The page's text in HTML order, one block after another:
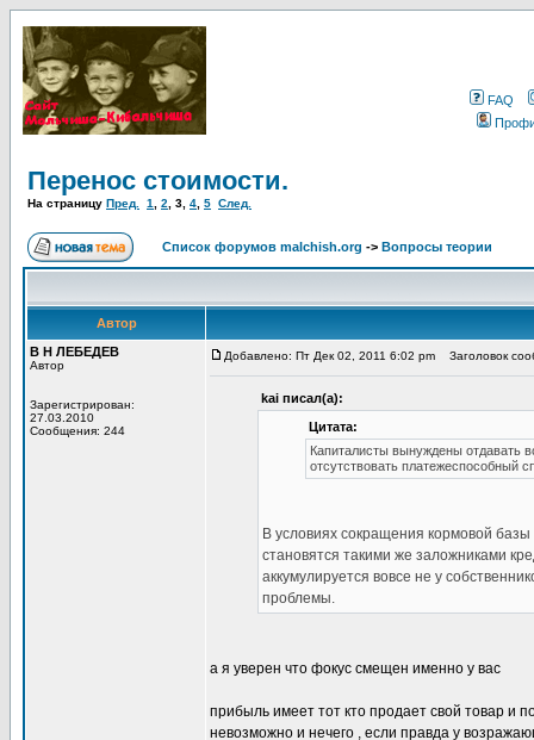
FAQ
Перенос стоимости.
На страницу Пред. 1 2 3 4 5 След.
Список форумов malchish.org -> Вопросы теории
Автор
В Н ЛЕБЕДЕВ
Автор
Зарегистрирован:
27.03.2010
Сообщения: 244
Добавлено: Пт Дек 02, 2011 6:02 pm Заголовок
kai писал(а):
Цитата:
Капиталисты вынуждены отдавать
отсутствовать платежеспособный
В условиях сокращения кормовой
становятся такими же заложниками
аккумулируется вовсе не у
проблемы.
а я уверен что фокус смещен именно у вас
прибыль имеет тот кто продает свой товар и
невозможно и нечего , если правда у